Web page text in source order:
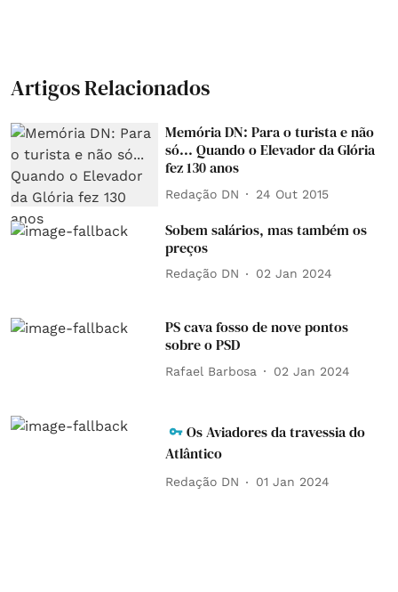
Artigos Relacionados
Memória DN: Para o turista e não
só... Quando o Elevador da Glória
fez 130 anos
Redação DN 24 Out 2015
Sobem salários, mas também os
preços
Redação DN 02 Jan 2024
PS cava fosso de nove pontos
sobre o PSD
Rafael Barbosa 02 Jan 2024
Os Aviadores da travessia do
Atlântico
Redação DN 01 Jan 2024